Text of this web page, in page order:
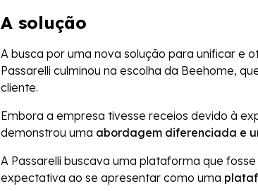
A solução
A busca por uma nova solução para unificar e
Passarelli culminou na escolha da Beehome,
cliente.
Embora a empresa tivesse receios devido à
demonstrou uma abordagem diferenciada e
A Passarelli buscava uma plataforma que
expectativa ao se apresentar como uma